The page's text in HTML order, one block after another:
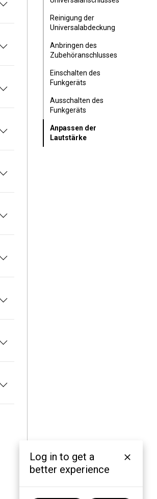
Reinigung der
Universalabdeckung
Anbringen des
Zubehöranschlusses
Einschalten des
Funkgeräts
Ausschalten des
Funkgeräts
Anpassen der
Lautstärke
Log in to get a
better experience